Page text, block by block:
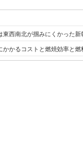
西南北が掴みにくかった新
かかるコストと燃焼効率と